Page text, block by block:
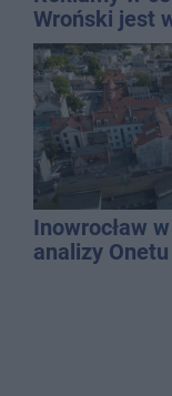
Wroński jest
Inowrocław
analizy